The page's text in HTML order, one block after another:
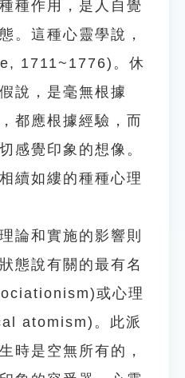
種作用，是人自覺
。這種心靈學說，
1711~1776)。休
說，是毫無根據
都應根據經驗，而
感覺印象的想像。
續如縷的種種心理
論和實施的影響則
態說有關的最有名
或心理
atomism)。此派
時是空無所有的，